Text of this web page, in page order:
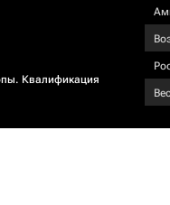
Квалификация​